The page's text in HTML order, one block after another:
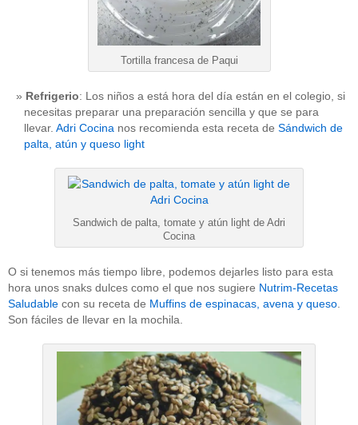
Tortilla francesa de Paqui
Refrigerio: Los niños a está hora del día están en el colegio, si
necesitas preparar una preparación sencilla y que se para
llevar. Adri Cocina nos recomienda esta receta de Sándwich de
palta, atún y queso light
Sandwich de palta, tomate y atún light de Adri
Cocina
O si tenemos más tiempo libre, podemos dejarles listo para esta
hora unos snaks dulces como el que nos sugiere Nutrim-Recetas
Saludable con su receta de Muffins de espinacas, avena y queso.
Son fáciles de llevar en la mochila.